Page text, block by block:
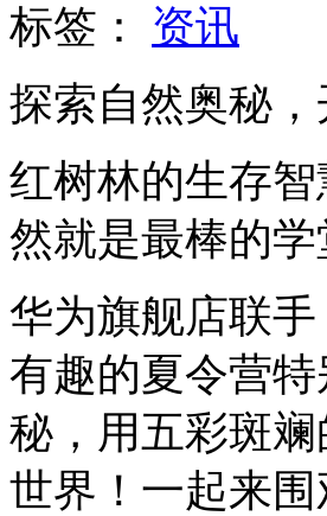
标签： 资讯
探索自然奥秘
红树林的生存
然就是最棒的学
华为旗舰店联
有趣的夏令营
秘，用五彩斑
世界！一起来